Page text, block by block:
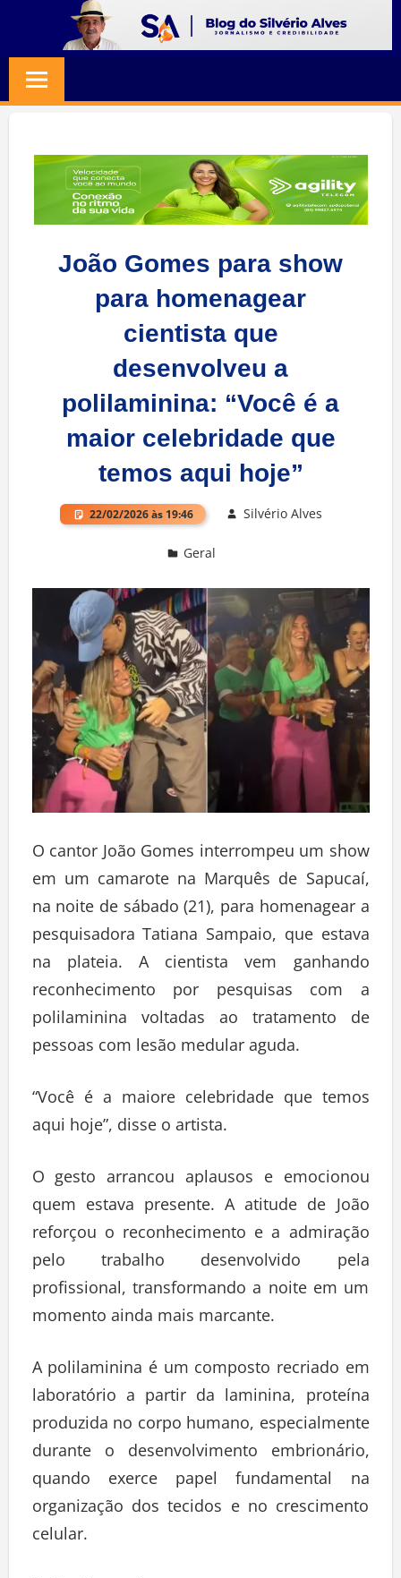
content
SILVERIO
ALVES
Jornalismo
Credibilidade
João Gomes para show
para homenagear
cientista que
desenvolveu a
polilaminina: “Você é a
maior celebridade que
temos aqui hoje”
22/02/2026 às 19:46 Silvério Alves
Geral
O cantor João Gomes interrompeu um show
em um camarote na Marquês de Sapucaí,
na noite de sábado (21), para homenagear a
pesquisadora Tatiana Sampaio, que estava
na plateia. A cientista vem ganhando
reconhecimento por pesquisas com a
polilaminina voltadas ao tratamento de
pessoas com lesão medular aguda.
“Você é a maiore celebridade que temos
aqui hoje”, disse o artista.
O gesto arrancou aplausos e emocionou
quem estava presente. A atitude de João
reforçou o reconhecimento e a admiração
pelo trabalho desenvolvido pela
profissional, transformando a noite em um
momento ainda mais marcante.
A polilaminina é um composto recriado em
laboratório a partir da laminina, proteína
produzida no corpo humano, especialmente
durante o desenvolvimento embrionário,
quando exerce papel fundamental na
organização dos tecidos e no crescimento
celular.